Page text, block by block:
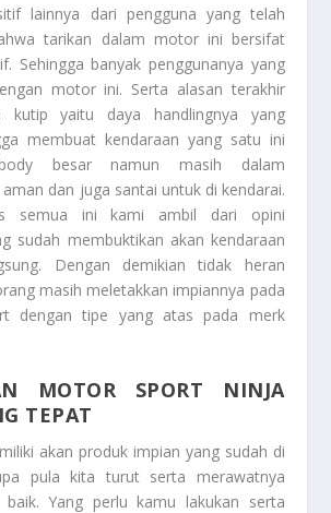
lainnya dari pengguna yang telah
tarikan dalam motor ini bersifat
Sehingga banyak penggunanya yang
motor ini. Serta alasan terakhir
kutip yaitu daya handlingnya yang
membuat kendaraan yang satu ini
besar namun masih dalam
dan juga santai untuk di kendarai.
semua ini kami ambil dari opini
sudah membuktikan akan kendaraan
Dengan demikian tidak heran
masih meletakkan impiannya pada
dengan tipe yang atas pada merk
MOTOR SPORT NINJA
TEPAT
akan produk impian yang sudah di
pula kita turut serta merawatnya
baik. Yang perlu kamu lakukan serta